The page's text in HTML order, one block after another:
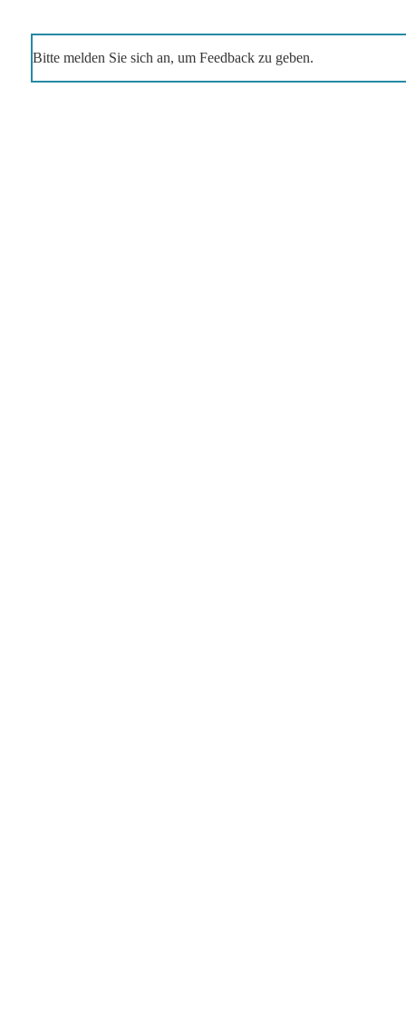
Bitte melden Sie sich an, um Feedback zu geben.